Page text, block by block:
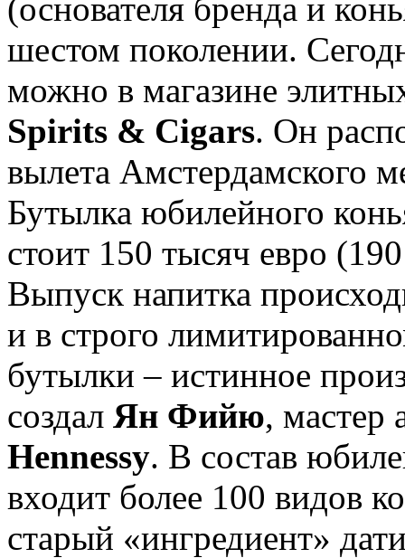
(основателя бренда и
шестом поколении.
можно в магазине
Spirits & Cigars. Он
вылета Амстердамского
Бутылка юбилейного
стоит 150 тысяч евро
Выпуск напитка
и в строго
бутылки – истинное
создал Ян Фийю, мастер
Hennessy. В состав
входит более 100 видов
старый «ингредиент»